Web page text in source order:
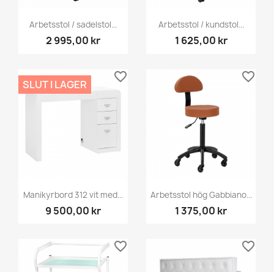
Arbetsstol / sadelstol...
2 995,00 kr
Arbetsstol / kundstol...
1 625,00 kr
Manikyrbord 312 vit med...
9 500,00 kr
SLUT I LAGER
favorite_border
Arbetsstol hög Gabbiano...
1 375,00 kr
favorite_border
favorite_border favorite_border